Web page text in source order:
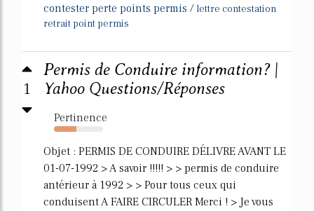
contester perte points permis / lettre contestation
retrait point permis
1
Permis de Conduire information? |
Yahoo Questions/Réponses
Pertinence
46%
Objet : PERMIS DE CONDUIRE DÉLIVRE AVANT LE
01-07-1992 > A savoir !!!!! > > permis de conduire
antérieur à 1992 > > Pour tous ceux qui
conduisent A FAIRE CIRCULER Merci ! > Je vous